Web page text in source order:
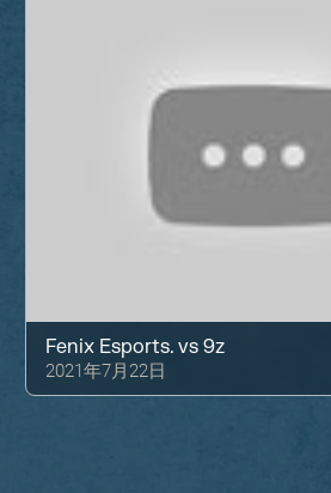
Fenix Esports. vs9z
2021年7月22日